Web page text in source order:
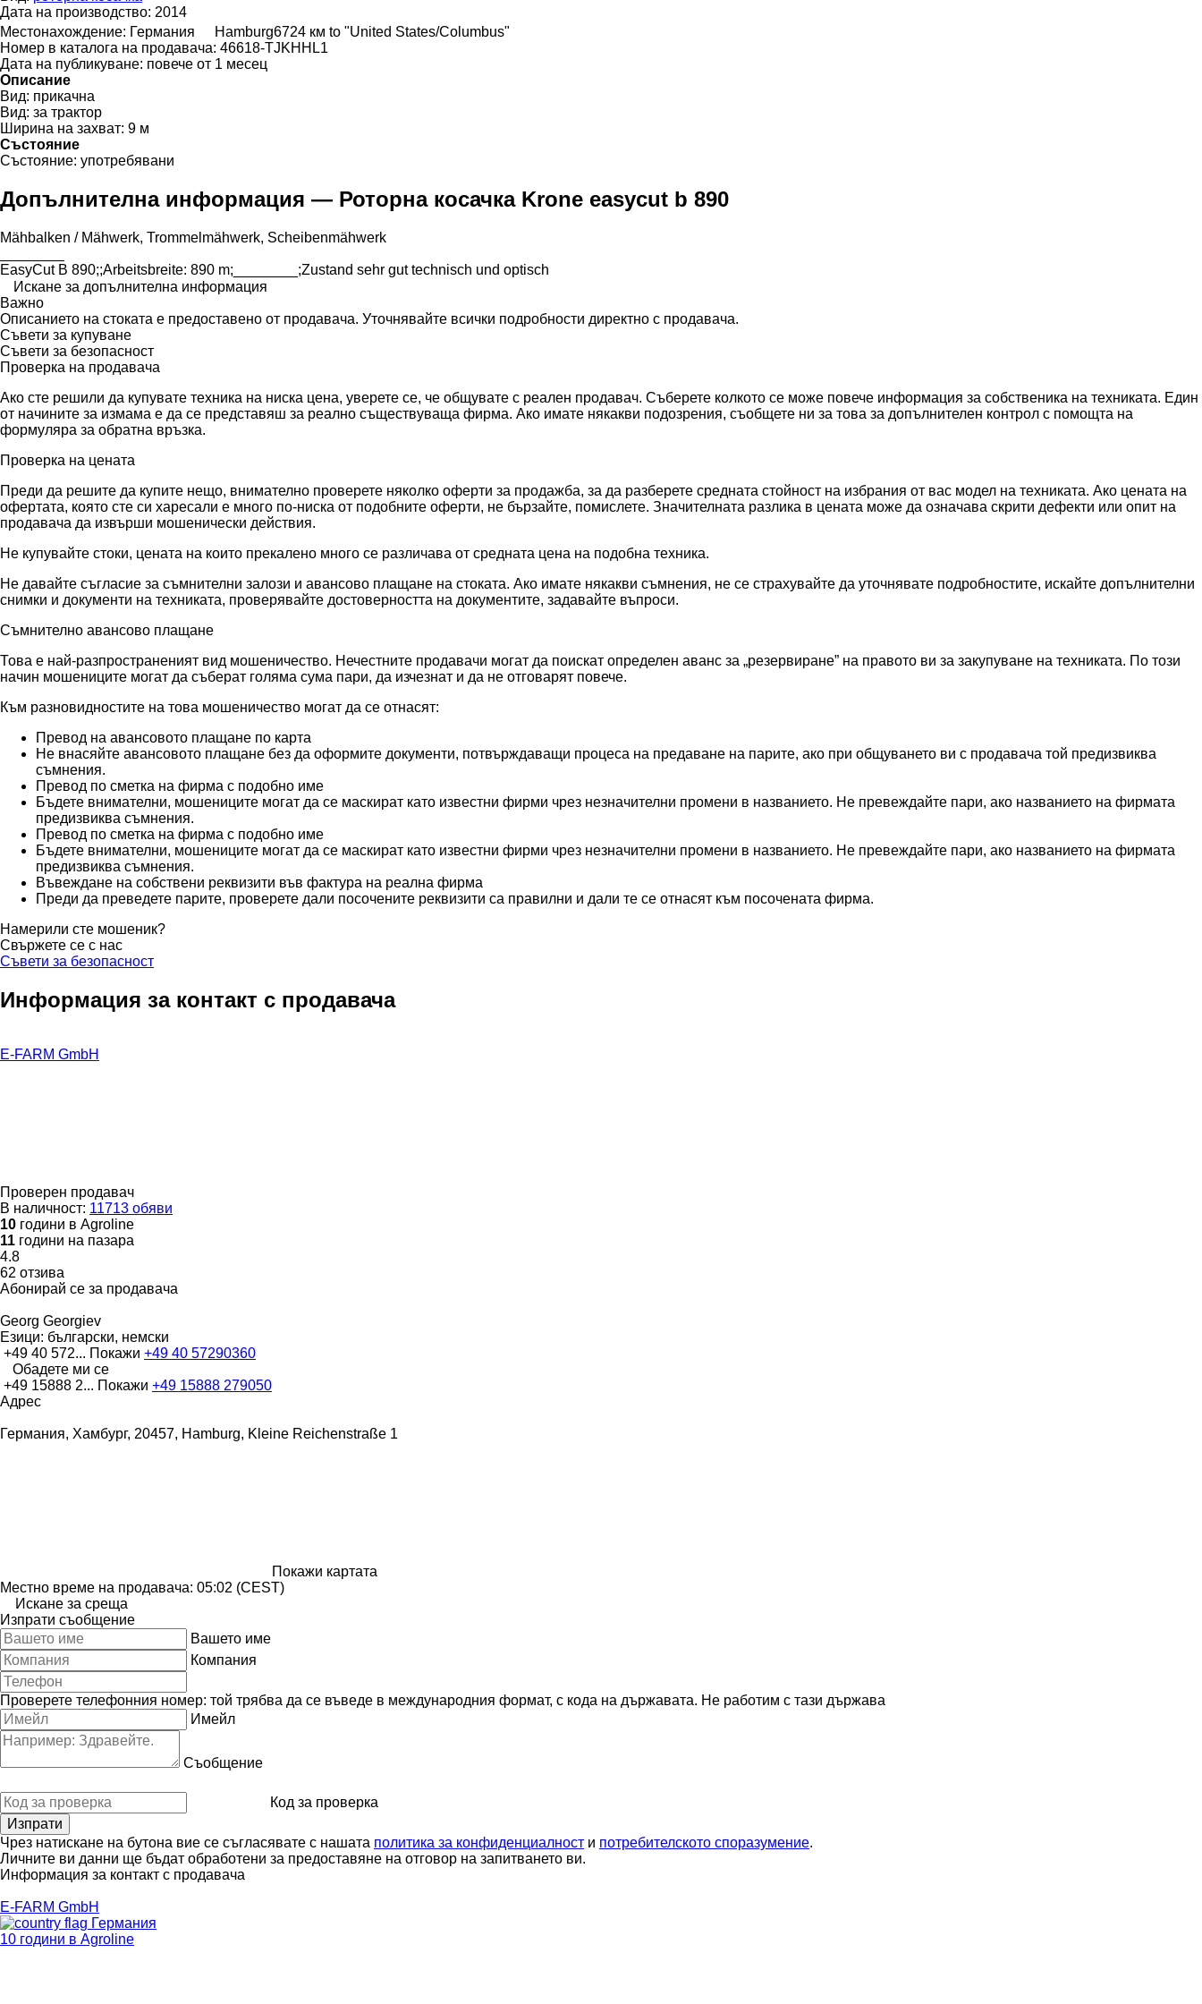
Дата на производство: 2014
Местонахождение: Германия Hamburg6724 км to "United States/Columbus"
Номер в каталога на продавача: 46618-TJKHHL1
Дата на публикуване: повече от 1 месец
Описание
Вид: прикачна
Вид: за трактор
Ширина на захват: 9 м
Състояние
Състояние: употребявани
Допълнителна информация — Роторна косачка Krone easycut b 890
Mähbalken ​​​​​​​​​‌‌​​​​‌​​​​​​​​​‌‌‌​‌​‌​​​​​​​​​‌‌‌​‌​​​​​​​​​​​‌‌​‌‌‌‌​​​​​​​​​‌‌​‌‌​​​​​​​​​​​‌‌​‌​​‌​​​​​​​​​‌‌​‌‌‌​​​​​​​​​​‌‌​​‌​‌/ Mähwerk, Trommelmähwerk, Scheibenmähwerk
EasyCut B 890;;Arbeitsbreite: ​​​​​​​​​‌‌‌​‌​​​​​​​​​​​‌‌​​‌​‌​​​​​​​​​‌‌​​​‌‌​​​​​​​​​‌‌​‌​​​​​​​​​​​​‌‌​‌‌‌​​​​​​​​​​‌‌​‌​​‌​​​​​​​​​‌‌​‌​‌‌​​​​​​​​​‌‌​​​‌​​​​​​​​​​‌‌​‌‌‌‌​​​​​​​​​‌‌​​‌​‌​​​​​​​​​‌‌‌​​‌​​​​​​​​​​‌‌‌​​‌‌​​​​​​​​​‌‌​​‌​‌890 m;________;Zustand sehr gut technisch und optisch
Искане за допълнителна информация
Важно
Описанието на стоката е предоставено от продавача. Уточнявайте всички подробности директно с продавача.
Съвети за купуване
Съвети за безопасност
Проверка на продавача
Ако сте решили да купувате техника на ниска цена, уверете се, че общувате с реален продавач. Съберете колкото се може повече информация за собственика на техниката. Един
от начините за измама е да се представяш за реално съществуваща фирма. Ако имате някакви подозрения, съобщете ни за това за допълнителен контрол с помощта на
формуляра за обратна връзка.
Проверка на цената
Преди да решите да купите нещо, внимателно проверете няколко оферти за продажба, за да разберете средната стойност на избрания от вас модел на техниката. Ако цената на
офертата, която сте си харесали е много по-ниска от подобните оферти, не бързайте, помислете. Значителната разлика в цената може да означава скрити дефекти или опит на
продавача да извърши мошенически действия.
Не купувайте стоки, цената на които прекалено много се различава от средната цена на подобна техника.
Не давайте съгласие за съмнителни залози и авансово плащане на стоката. Ако имате някакви съмнения, не се страхувайте да уточнявате подробностите, искайте допълнителни
снимки и документи на техниката, проверявайте достоверността на документите, задавайте въпроси.
Съмнително авансово плащане
Това е най-разпространеният вид мошеничество. Нечестните продавачи могат да поискат определен аванс за „резервиране” на правото ви за закупуване на техниката. По този
начин мошениците могат да съберат голяма сума пари, да изчезнат и да не отговарят повече.
Към разновидностите на това мошеничество могат да се отнасят:
Превод на авансовото плащане по карта
Не внасяйте авансовото плащане без да оформите документи, потвърждаващи процеса на предаване на парите, ако при общуването ви с продавача той предизвиква
съмнения.
Превод по сметка на фирма с подобно име
Бъдете внимателни, мошениците могат да се маскират като известни фирми чрез незначителни промени в названието. Не превеждайте пари, ако названието на фирмата
предизвиква съмнения.
Превод по сметка на фирма с подобно име
Бъдете внимателни, мошениците могат да се маскират като известни фирми чрез незначителни промени в названието. Не превеждайте пари, ако названието на фирмата
предизвиква съмнения.
Въвеждане на собствени реквизити във фактура на реална фирма
Преди да преведете парите, проверете дали посочените реквизити са правилни и дали те се отнасят към посочената фирма.
Намерили сте мошеник?
Свържете се с нас
Съвети за безопасност
Информация за контакт с продавача
E-FARM GmbH
Проверен продавач
В наличност: 11713 обяви
10 години в Agroline
11 години на пазара
4.8
62 отзива
Абонирай се за продавача
Georg Georgiev
Езици: български, немски
+49 40 572... Покажи +49 40 57290360
Обадете ми се
+49 15888 2... Покажи +49 15888 279050
Адрес
Германия, Хамбург, 20457, Hamburg, Kleine Reichenstraße 1
Покажи картата
Местно време на продавача: 05:02 (CEST)
Искане за среща
Изпрати съобщение
Вашето име
Компания
Проверете телефонния номер: той трябва да се въведе в международния формат, с кода на държавата. Не работим с тази държава
Имейл
Съобщение
Код за проверка
Чрез натискане на бутона вие се съгласявате с нашата политика за конфиденциалност и потребителското споразумение.
Личните ви данни ще бъдат обработени за предоставяне на отговор на запитването ви.
Информация за контакт с продавача
E-FARM GmbH
Германия
10 години в Agroline